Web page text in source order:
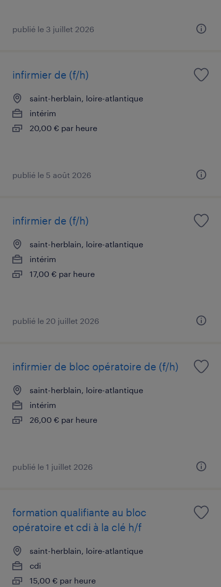
publié le 3 juillet 2026
infirmier de (f/h)
saint-herblain, loire-atlantique
intérim
20,00 € par heure
publié le 5 août 2026
infirmier de (f/h)
saint-herblain, loire-atlantique
intérim
17,00 € par heure
publié le 20 juillet 2026
infirmier de bloc opératoire de (f/h)
saint-herblain, loire-atlantique
intérim
26,00 € par heure
publié le 1 juillet 2026
formation qualifiante au bloc
opératoire et cdi à la clé h/f
saint-herblain, loire-atlantique
cdi
15,00 € par heure